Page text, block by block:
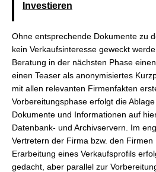
Investieren
Ohne entsprechende Dokumente zu
kein Verkaufsinteresse geweckt
Beratung in der nächsten Phase
einen Teaser als anonymisiertes
mit allen relevanten Firmenfakten
Vorbereitungsphase erfolgt die
Dokumente und Informationen auf
Datenbank- und Archivservern. Im
Vertretern der Firma bzw. den
Erarbeitung eines Verkaufsprofils
gedacht, aber parallel zur